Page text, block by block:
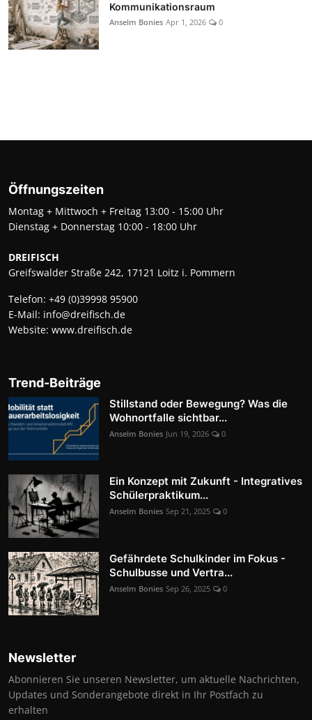
Kommunikationsraum
Anselm Bonies Apr 1, 2026 0
Öffnungszeiten
Montag + Mittwoch + Freitag 13:00 - 15:00 Uhr
Dienstag + Donnerstag 10:00 - 18:00 Uhr
DREIFISCH
Greifswalder Straße 242, 17121 Loitz i. Pommern
Telefon: +49 (0)39998 95900
E-Mail: info@dreifisch.de
Website: www.dreifisch.de
Trend-Beiträge
Stillstand oder Bewegung? Was die
Wohnortfalle sichtbar...
Anselm Bonies Jun 19, 2026 0
Ein Konzept mit Zukunft - Integratives
Schülerpraktikum...
Anselm Bonies Sep 21, 2025 0
Gefährdete Schulkinder im Fokus -
Schulbusse und Vertra...
Anselm Bonies Sep 26, 2025 0
Newsletter
Abonnieren Sie unseren Newsletter, um aktuelle Nachrichten,
Updates und Sonderangebote direkt in Ihr Postfach zu
erhalten